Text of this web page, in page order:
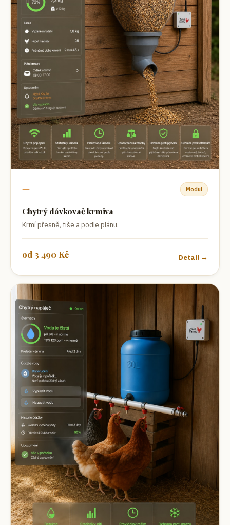
+ Modul
Chytrý dávkovač krmiva
Krmí přesně, tiše a podle plánu.
od 3 490 Kč Detail →